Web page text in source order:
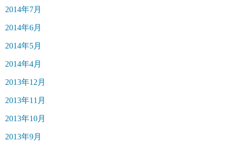
2014年7月
2014年6月
2014年5月
2014年4月
2013年12月
2013年11月
2013年10月
2013年9月